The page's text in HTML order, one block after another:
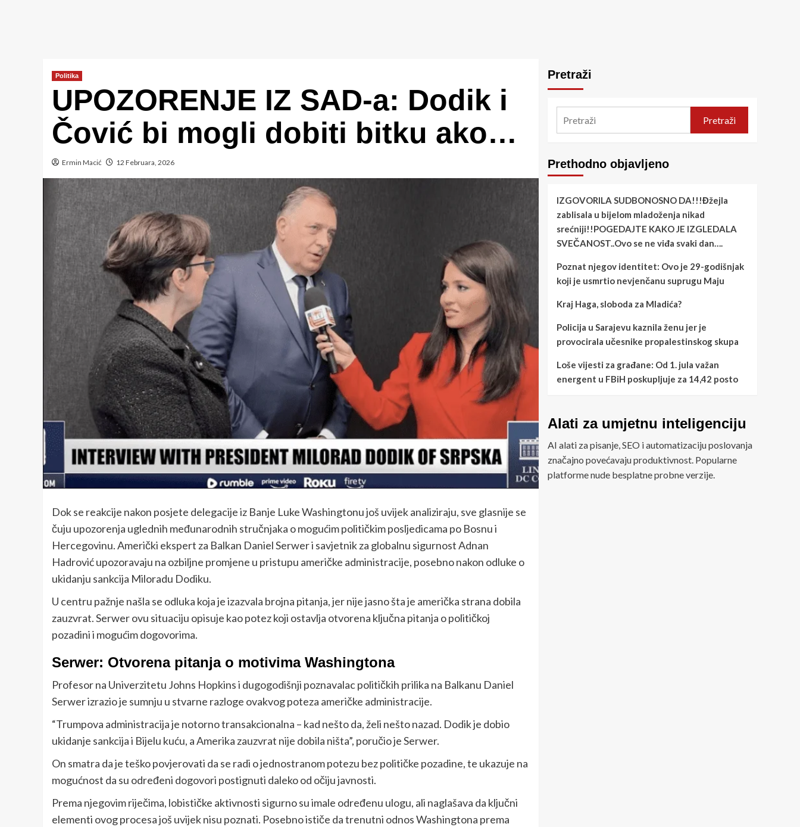
Politika
UPOZORENJE IZ SAD-a: Dodik i
Čović bi mogli dobiti bitku ako…
Ermin Macić 12 Februara, 2026
Dok se reakcije nakon posjete delegacije iz Banje Luke Washingtonu još uvijek analiziraju, sve glasnije se
čuju upozorenja uglednih međunarodnih stručnjaka o mogućim političkim posljedicama po Bosnu i
Hercegovinu. Američki ekspert za Balkan Daniel Serwer i savjetnik za globalnu sigurnost Adnan
Hadrović upozoravaju na ozbiljne promjene u pristupu američke administracije, posebno nakon odluke o
ukidanju sankcija Miloradu Dodiku.
U centru pažnje našla se odluka koja je izazvala brojna pitanja, jer nije jasno šta je američka strana dobila
zauzvrat. Serwer ovu situaciju opisuje kao potez koji ostavlja otvorena ključna pitanja o političkoj
pozadini i mogućim dogovorima.
Serwer: Otvorena pitanja o motivima Washingtona
Profesor na Univerzitetu Johns Hopkins i dugogodišnji poznavalac političkih prilika na Balkanu Daniel
Serwer izrazio je sumnju u stvarne razloge ovakvog poteza američke administracije.
“Trumpova administracija je notorno transakcionalna – kad nešto da, želi nešto nazad. Dodik je dobio
ukidanje sankcija i Bijelu kuću, a Amerika zauzvrat nije dobila ništa”, poručio je Serwer.
On smatra da je teško povjerovati da se radi o jednostranom potezu bez političke pozadine, te ukazuje na
mogućnost da su određeni dogovori postignuti daleko od očiju javnosti.
Prema njegovim riječima, lobističke aktivnosti sigurno su imale određenu ulogu, ali naglašava da ključni
elementi ovog procesa još uvijek nisu poznati. Posebno ističe da trenutni odnos Washingtona prema
Pretraži
Pretraži
Prethodno objavljeno
IZGOVORILA SUDBONOSNO DA!!!Đžejla
zablisala u bijelom mladoženja nikad
srećniji!!POGEDAJTE KAKO JE IZGLEDALA
SVEČANOST..Ovo se ne viđa svaki dan….
Poznat njegov identitet: Ovo je 29-godišnjak
koji je usmrtio nevjenčanu suprugu Maju
Kraj Haga, sloboda za Mladića?
Policija u Sarajevu kaznila ženu jer je
provocirala učesnike propalestinskog skupa
Loše vijesti za građane: Od 1. jula važan
energent u FBiH poskupljuje za 14,42 posto
Alati za umjetnu inteligenciju
AI alati za pisanje, SEO i automatizaciju poslovanja
značajno povećavaju produktivnost. Popularne
platforme nude besplatne probne verzije.